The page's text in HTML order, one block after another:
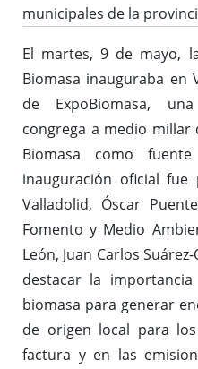
municipales de la
El martes, 9 de mayo,
Biomasa inauguraba en
de ExpoBiomasa,
congrega a medio
Biomasa como
inauguración oficial
Valladolid, Óscar
Fomento y Medio
León, Juan Carlos
destacar la
biomasa para generar
de origen local para
factura y en las